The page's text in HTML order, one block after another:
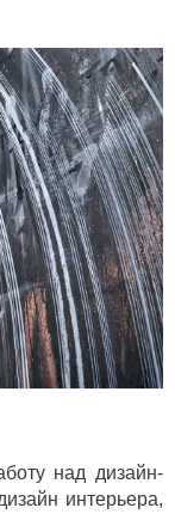
над дизайн-
интерьера,